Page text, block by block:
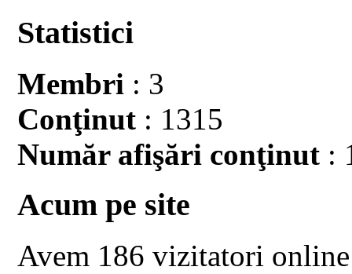
Statistici
Membri : 3
Conţinut : 1315
Număr afişări conţinut :
Acum pe site
Avem 186 vizitatori online